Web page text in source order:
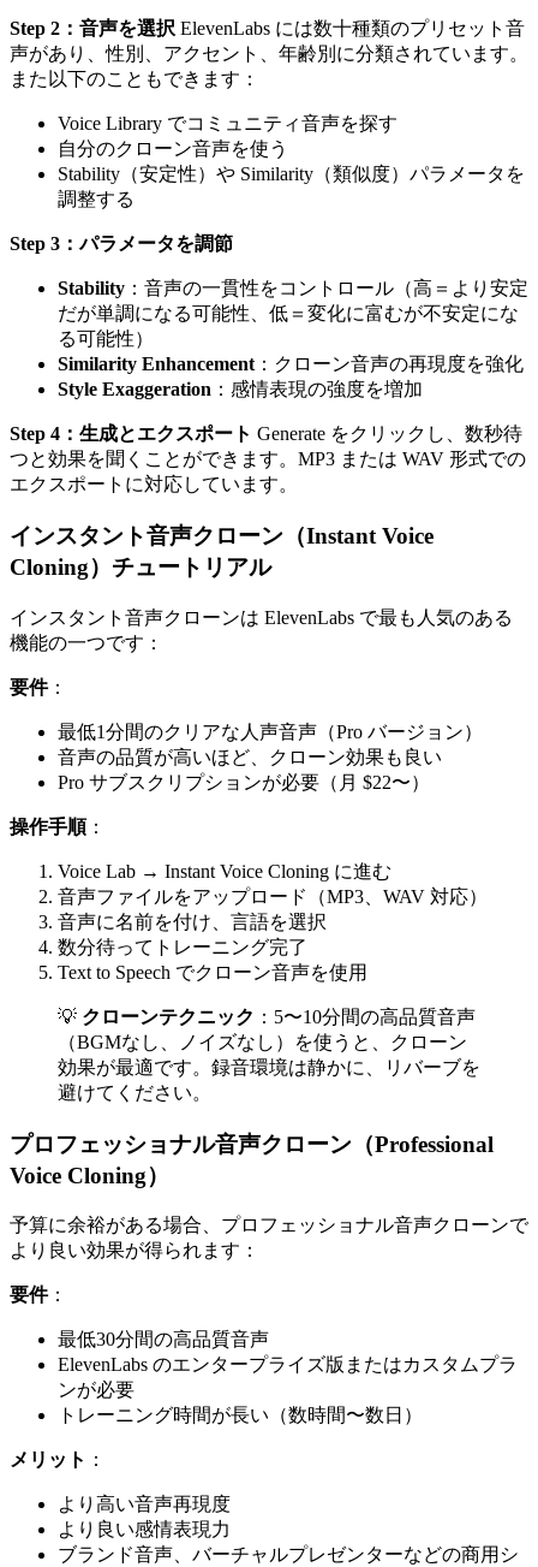
Step 2：音声を選択 ElevenLabs には数十種類のプリセット音
声があり、性別、アクセント、年齢別に分類されています。
また以下のこともできます：
Voice Library でコミュニティ音声を探す
自分のクローン音声を使う
Stability（安定性）や Similarity（類似度）パラメータを
調整する
Step 3：パラメータを調節
Stability ：音声の一貫性をコントロール（高＝より安定
だが単調になる可能性、低＝変化に富むが不安定にな
る可能性）
Similarity Enhancement ：クローン音声の再現度を強化
Style Exaggeration ：感情表現の強度を増加
Step 4：生成とエクスポート Generate をクリックし、数秒待
つと効果を聞くことができます。MP3 または WAV 形式での
エクスポートに対応しています。
インスタント音声クローン（Instant Voice
Cloning）チュートリアル
インスタント音声クローンは ElevenLabs で最も人気のある
機能の一つです：
要件：
最低1分間のクリアな人声音声（Pro バージョン）
音声の品質が高いほど、クローン効果も良い
Pro サブスクリプションが必要（月 $22〜）
操作手順：
Voice Lab → Instant Voice Cloning に進む
音声ファイルをアップロード（MP3、WAV 対応）
音声に名前を付け、言語を選択
数分待ってトレーニング完了
Text to Speech でクローン音声を使用
💡 クローンテクニック ：5〜10分間の高品質音声
（BGMなし、ノイズなし）を使うと、クローン
効果が最適です。録音環境は静かに、リバーブを
避けてください。
プロフェッショナル音声クローン（Professional
Voice Cloning）
予算に余裕がある場合、プロフェッショナル音声クローンで
より良い効果が得られます：
要件：
最低30分間の高品質音声
ElevenLabs のエンタープライズ版またはカスタムプラ
ンが必要
トレーニング時間が長い（数時間〜数日）
メリット ：
より高い音声再現度
より良い感情表現力
ブランド音声、バーチャルプレゼンターなどの商用シ